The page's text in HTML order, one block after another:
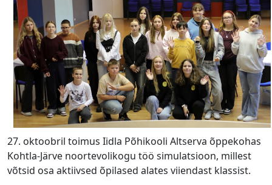
27. oktoobril toimus Iidla Põhikooli Altserva õppekohas
Kohtla-Järve noortevolikogu töö simulatsioon, millest
võtsid osa aktiivsed õpilased alates viiendast klassist.